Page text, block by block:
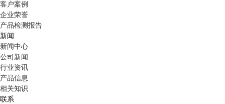
客户案例
企业荣誉
产品检测报告
新闻
新闻中心
公司新闻
行业资讯
产品信息
相关知识
联系